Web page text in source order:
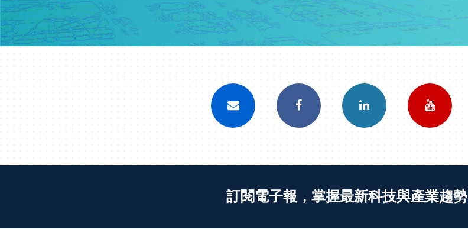
訂閱電子報，掌握最新科技與產業趨勢